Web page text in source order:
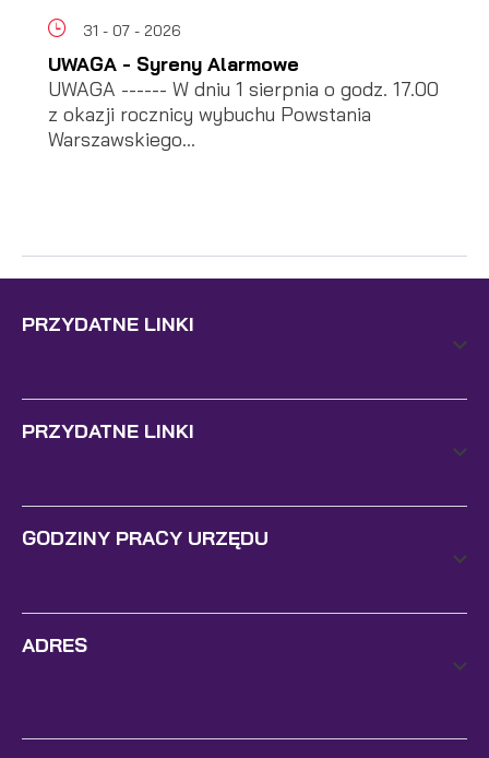
31 - 07 - 2026
UWAGA - Syreny Alarmowe
UWAGA ------ W dniu 1 sierpnia o godz. 17.00
z okazji rocznicy wybuchu Powstania
Warszawskiego...
PRZYDATNE LINKI
PRZYDATNE LINKI
GODZINY PRACY URZĘDU
ADRES